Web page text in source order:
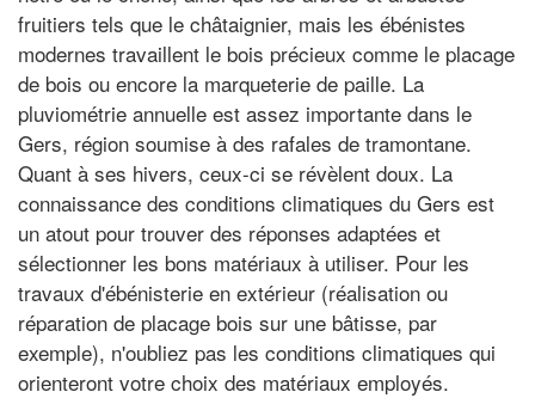
fruitiers tels que le châtaignier, mais les ébénistes
modernes travaillent le bois précieux comme le placage
de bois ou encore la marqueterie de paille. La
pluviométrie annuelle est assez importante dans le
Gers, région soumise à des rafales de tramontane.
Quant à ses hivers, ceux-ci se révèlent doux. La
connaissance des conditions climatiques du Gers est
un atout pour trouver des réponses adaptées et
sélectionner les bons matériaux à utiliser. Pour les
travaux d'ébénisterie en extérieur (réalisation ou
réparation de placage bois sur une bâtisse, par
exemple), n'oubliez pas les conditions climatiques qui
orienteront votre choix des matériaux employés.